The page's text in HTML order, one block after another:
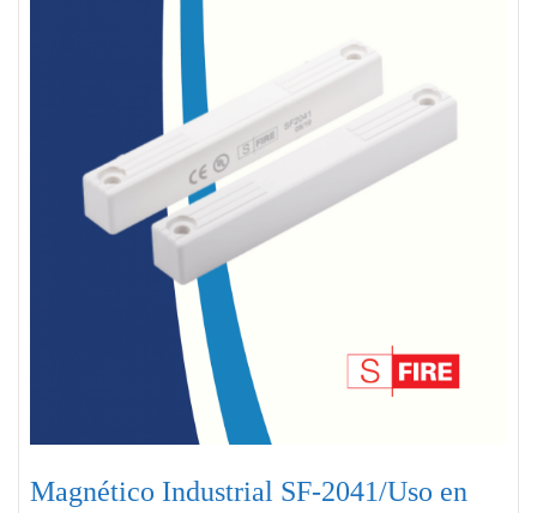
Magnético Industrial SF-2041/Uso en